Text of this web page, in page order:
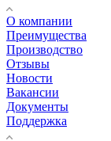
О компании
Преимущества
Производство
Отзывы
Новости
Вакансии
Документы
Поддержка